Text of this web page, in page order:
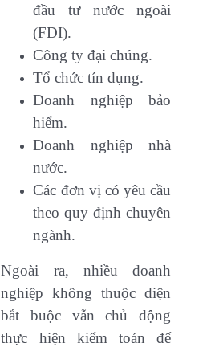
đầu tư nước ngoài
(FDI).
Công ty đại chúng.
Tổ chức tín dụng.
Doanh nghiệp bảo
hiểm.
Doanh nghiệp nhà
nước.
Các đơn vị có yêu cầu
theo quy định chuyên
ngành.
Ngoài ra, nhiều doanh
nghiệp không thuộc diện
bắt buộc vẫn chủ động
thực hiện kiểm toán để